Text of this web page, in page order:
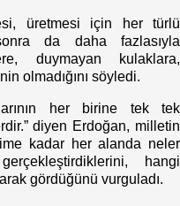
üretmesi için her türlü
da daha fazlasıyla
duymayan kulaklara,
olmadığını söyledi.
her birine tek tek
diyen Erdoğan, milletin
kadar her alanda neler
hangi
gördüğünü vurguladı.